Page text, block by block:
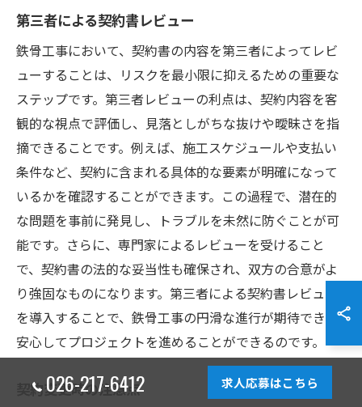
第三者による契約書レビュー
鉄骨工事において、契約書の内容を第三者によってレビ
ューすることは、リスクを最小限に抑えるための重要な
ステップです。第三者レビューの利点は、契約内容を客
観的な視点で評価し、見落としがちな抜けや曖昧さを指
摘できることです。例えば、施工スケジュールや支払い
条件など、契約に含まれる具体的な要素が明確になって
いるかを確認することができます。この過程で、潜在的
な問題を事前に発見し、トラブルを未然に防ぐことが可
能です。さらに、専門家によるレビューを受けること
で、契約書の法的な妥当性も確保され、双方の合意がよ
り強固なものになります。第三者による契約書レビュー
を導入することで、鉄骨工事の円滑な進行が期待でき、
安心してプロジェクトを進めることができるのです。
契約変更時の注意点
026-217-6412 求人応募はこちら